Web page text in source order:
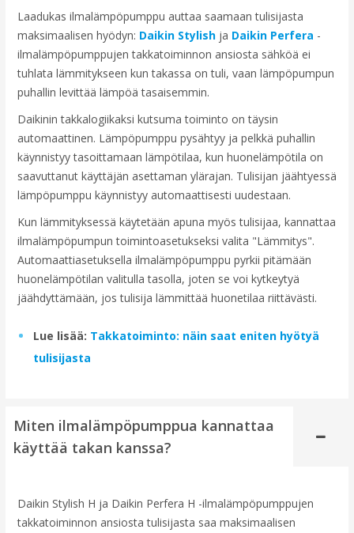
Laadukas ilmalämpöpumppu auttaa saamaan tulisijasta
maksimaalisen hyödyn: Daikin Stylishja Daikin Perfera -
ilmalämpöpumppujen takkatoiminnon ansiosta sähköä ei
tuhlata lämmitykseen kun takassa on tuli, vaan lämpöpumpun
puhallin levittää lämpöä tasaisemmin.
Daikinin takkalogiikaksi kutsuma toiminto on täysin
automaattinen. Lämpöpumppu pysähtyy ja pelkkä puhallin
käynnistyy tasoittamaan lämpötilaa, kun huonelämpötila on
saavuttanut käyttäjän asettaman ylärajan. Tulisijan jäähtyessä
lämpöpumppu käynnistyy automaattisesti uudestaan.
Kun lämmityksessä käytetään apuna myös tulisijaa, kannattaa
ilmalämpöpumpun toimintoasetukseksi valita "Lämmitys".
Automaattiasetuksella ilmalämpöpumppu pyrkii pitämään
huonelämpötilan valitulla tasolla, joten se voi kytkeytyä
jäähdyttämään, jos tulisija lämmittää huonetilaa riittävästi.
Lue lisää: Takkatoiminto: näin saat eniten hyötyä
tulisijasta
Miten ilmalämpöpumppua kannattaa
käyttää takan kanssa?
Daikin Stylish H ja Daikin Perfera H -ilmalämpöpumppujen
takkatoiminnon ansiosta tulisijasta saa maksimaalisen